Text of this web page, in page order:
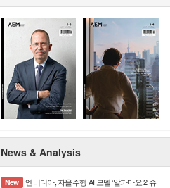
News & Analysis
New
엔비디아, 자율주행 AI 모델 ‘알파마요 2 슈